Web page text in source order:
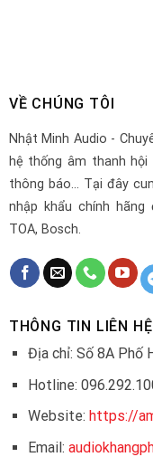
VỀ CHÚNG TÔI
Nhật Minh Audio -
hệ thống âm thanh hội
thông báo... Tại đây
nhập khẩu chính
TOA, Bosch.
THÔNG TIN LIÊN HỆ
Địa chỉ: Số 8A Phố
Hotline:
Website: https://
Email: